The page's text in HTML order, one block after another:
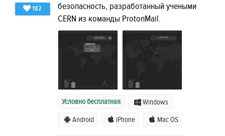
182
безопасность, разработанный учеными
CERN из команды ProtonMail.
Условно бесплатная Windows
Android iPhone Mac OS